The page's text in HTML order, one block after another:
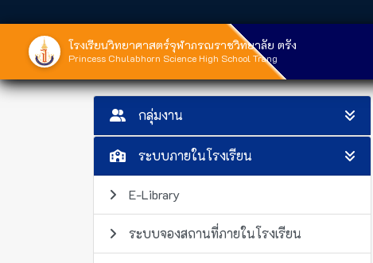
โรงเรียนวิทยาศาสตร์จุฬาภรณราชวิทยาลัย ตรัง
Princess Chulabhorn Science High School Trang
กลุ่มงาน
ระบบภายในโรงเรียน
E-Library
ระบบจองสถานที่ภายในโรงเรียน